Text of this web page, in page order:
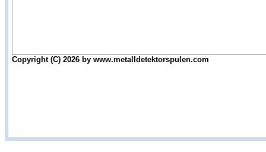
Copyright (C) 2026 by www.metalldetektorspulen.com